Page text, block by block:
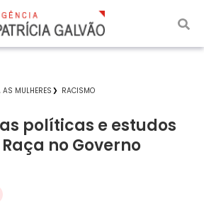
MULHERES RACISMO
políticas e estudos
no Governo